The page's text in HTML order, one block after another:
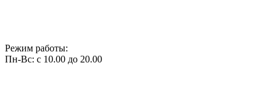
Режим работы:
Пн-Вс: с 10.00 до 20.00